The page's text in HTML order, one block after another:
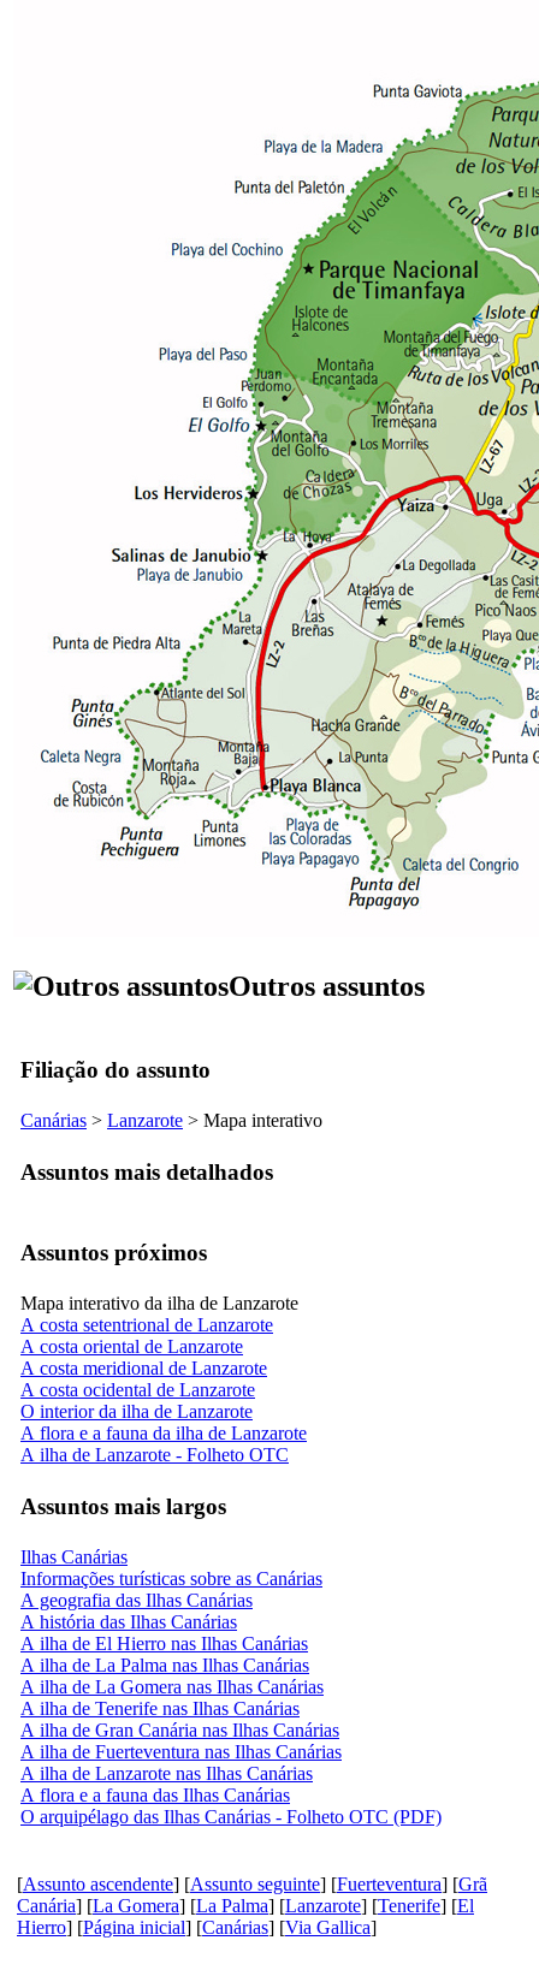
Outros assuntos
Filiação do assunto
Canárias > Lanzarote > Mapa interativo
Assuntos mais detalhados
Assuntos próximos
Mapa interativo da ilha de Lanzarote
A costa setentrional de Lanzarote
A costa oriental de Lanzarote
A costa meridional de Lanzarote
A costa ocidental de Lanzarote
O interior da ilha de Lanzarote
A flora e a fauna da ilha de Lanzarote
A ilha de Lanzarote - Folheto OTC
Assuntos mais largos
Ilhas Canárias
Informações turísticas sobre as Canárias
A geografia das Ilhas Canárias
A história das Ilhas Canárias
A ilha de El Hierro nas Ilhas Canárias
A ilha de La Palma nas Ilhas Canárias
A ilha de La Gomera nas Ilhas Canárias
A ilha de Tenerife nas Ilhas Canárias
A ilha de Gran Canária nas Ilhas Canárias
A ilha de Fuerteventura nas Ilhas Canárias
A ilha de Lanzarote nas Ilhas Canárias
A flora e a fauna das Ilhas Canárias
O arquipélago das Ilhas Canárias - Folheto OTC (PDF)
[Assunto ascendente] [Assunto seguinte] [Fuerteventura] [Grã
Canária] [La Gomera] [La Palma] [Lanzarote] [Tenerife] [El
Hierro] [Página inicial] [Canárias] [Via Gallica]